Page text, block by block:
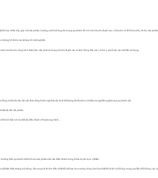
hay chiều dày gây nứt sản phẩm. Lượng nước không đủ trong quá trình đổ rót vào khuôn thạch cao, vì khuôn có thể hút nước, sẽ cho sản
lượng hồ thừa vào lượng hồ mới nghiền
của khuôn cũng khó đảm bảo. cẩn phải sử dụng khuôn thạch cao có tính đồng đều cao và chú ý phơi sấy sau mỗi lần sử dụng.
nhất, khi sấy cần sấy theo từng bước nghĩa là sấy từ từ để lượng ẩm thoát ra và kiểm tra nghiêm ngặt trong quá trình sấy.
sấy lên sản phẩm.
hệ số dãn nở của đất sét, điều chỉnh cỡ hạt trung bình …
đến quá trình kết khối của sản phẩm nên cần điều chỉnh trong khâu tuyển trọn vật liệu.
hiện hiện tượng hóa lỏng. cần nung từ từ cho đến nhiệt độ tới hạn của xương cũng như hạ nhiệt độ từ từ và không nung quá lâu để không xảy